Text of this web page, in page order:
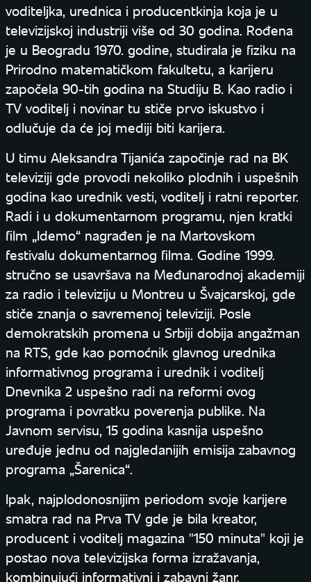
voditeljka, urednica i producentkinja koja je u
televizijskoj industriji više od 30 godina. Rođena
je u Beogradu 1970. godine, studirala je fiziku na
Prirodno matematičkom fakultetu, a karijeru
započela 90-tih godina na Studiju B. Kao radio i
TV voditelj i novinar tu stiče prvo iskustvo i
odlučuje da će joj mediji biti karijera.
U timu Aleksandra Tijanića započinje rad na BK
televiziji gde provodi nekoliko plodnih i uspešnih
godina kao urednik vesti, voditelj i ratni reporter.
Radi i u dokumentarnom programu, njen kratki
film „Idemo“ nagrađen je na Martovskom
festivalu dokumentarnog filma. Godine 1999.
stručno se usavršava na Međunarodnoj akademiji
za radio i televiziju u Montreu u Švajcarskoj, gde
stiče znanja o savremenoj televiziji. Posle
demokratskih promena u Srbiji dobija angažman
na RTS, gde kao pomoćnik glavnog urednika
informativnog programa i urednik i voditelj
Dnevnika 2 uspešno radi na reformi ovog
programa i povratku poverenja publike. Na
Javnom servisu, 15 godina kasnija uspešno
uređuje jednu od najgledanijih emisija zabavnog
programa „Šarenica“.
Ipak, najplodonosnijim periodom svoje karijere
smatra rad na Prva TV gde je bila kreator,
producent i voditelj magazina "150 minuta" koji je
postao nova televizijska forma izražavanja,
kombinujući informativni i zabavni žanr.